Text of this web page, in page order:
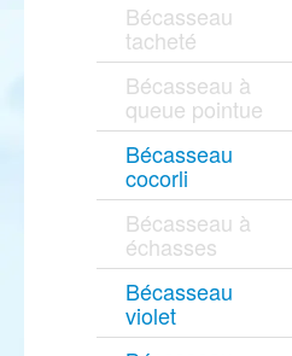
Bécasseau
tacheté
Bécasseau à
queue pointue
Bécasseau
cocorli
Bécasseau à
échasses
Bécasseau
violet